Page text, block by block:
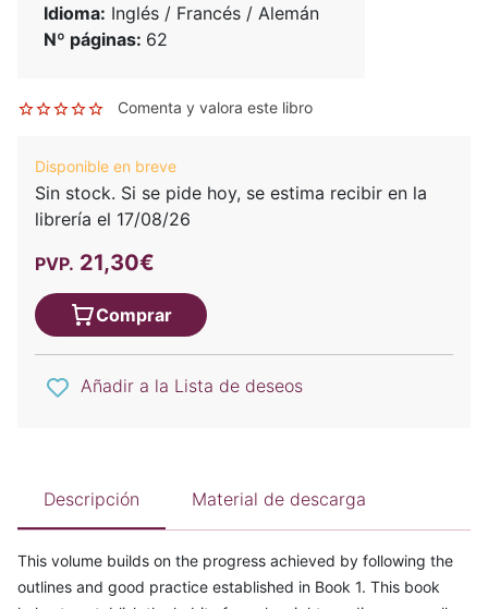
Idioma: Inglés / Francés / Alemán
Nº páginas: 62
Comenta y valora este libro
Disponible en breve
Sin stock. Si se pide hoy, se estima recibir en la
librería el 17/08/26
PVP. 21,30€
Comprar
Añadir a la Lista de deseos
Descripción Material de descarga
This volume builds on the progress achieved by following the
outlines and good practice established in Book 1. This book